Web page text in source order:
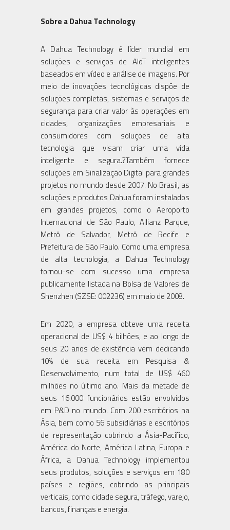
Sobre a Dahua Technology
A Dahua Technology é líder mundial em
soluções e serviços de AIoT inteligentes
baseados em vídeo e análise de imagens. Por
meio de inovações tecnológicas dispõe de
soluções completas, sistemas e serviços de
segurança para criar valor às operações em
cidades, organizações empresariais e
consumidores com soluções de alta
tecnologia que visam criar uma vida
inteligente e segura.?Também fornece
soluções em Sinalização Digital para grandes
projetos no mundo desde 2007. No Brasil, as
soluções e produtos Dahua foram instalados
em grandes projetos, como o Aeroporto
Internacional de São Paulo, Allianz Parque,
Metrô de Salvador, Metrô de Recife e
Prefeitura de São Paulo. Como uma empresa
de alta tecnologia, a Dahua Technology
tornou-se com sucesso uma empresa
publicamente listada na Bolsa de Valores de
Shenzhen (SZSE: 002236) em maio de 2008.
Em 2020, a empresa obteve uma receita
operacional de US$ 4 bilhões, e ao longo de
seus 20 anos de existência vem dedicando
10% de sua receita em Pesquisa &
Desenvolvimento, num total de US$ 460
milhões no último ano. Mais da metade de
seus 16.000 funcionários estão envolvidos
em P&D no mundo. Com 200 escritórios na
Ásia, bem como 56 subsidiárias e escritórios
de representação cobrindo a Ásia-Pacífico,
América do Norte, América Latina, Europa e
África, a Dahua Technology implementou
seus produtos, soluções e serviços em 180
países e regiões, cobrindo as principais
verticais, como cidade segura, tráfego, varejo,
bancos, finanças e energia.